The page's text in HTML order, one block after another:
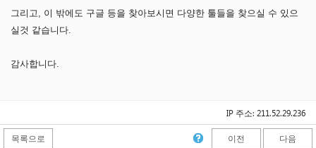
그리고, 이 밖에도 구글 등을 찾아보시면 다양한 툴들을 찾으실 수 있으
실것 같습니다.
감사합니다.
IP 주소: 211.52.29.236
목록으로 이전 다음